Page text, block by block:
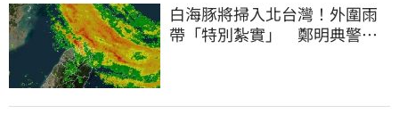
白海豚將掃入北台灣！外圍雨
帶「特別紮實」 鄭明典警告